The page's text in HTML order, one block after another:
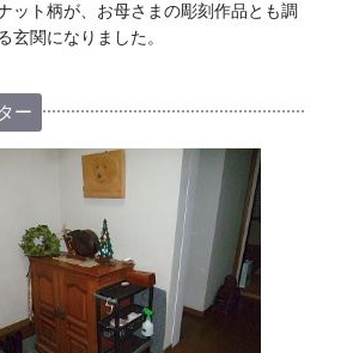
ット柄が、お母さまの彫刻作品とも調
玄関になりました。
ー